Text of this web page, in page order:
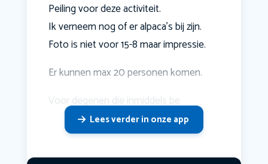
Peiling voor deze activiteit.
Ik verneem nog of er alpaca's bij zijn.
Foto is niet voor 15-8 maar impressie.
Er kunnen max 20 personen komen.
Voor degenen die inmiddels be
Lees verder in onze app